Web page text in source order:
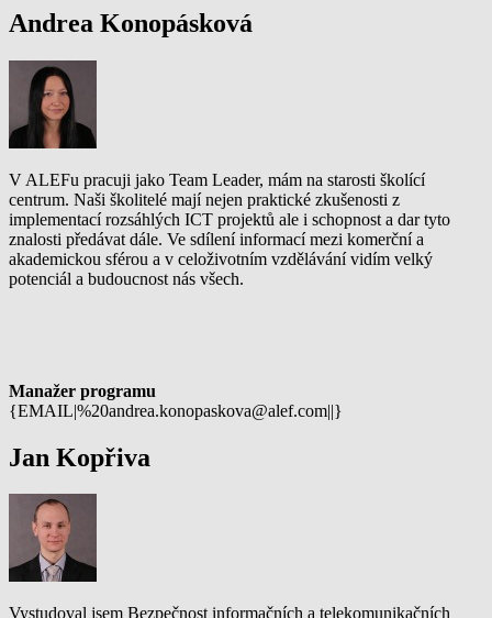
Andrea Konopásková
V ALEFu pracuji jako Team Leader, mám na starosti školící
centrum. Naši školitelé mají nejen praktické zkušenosti z
implementací rozsáhlých ICT projektů ale i schopnost a dar tyto
znalosti předávat dále. Ve sdílení informací mezi komerční a
akademickou sférou a v celoživotním vzdělávání vidím velký
potenciál a budoucnost nás všech.
Manažer programu
{EMAIL|%20andrea.konopaskova@alef.com||}
Jan Kopřiva
Vystudoval jsem Bezpečnost informačních a telekomunikačních